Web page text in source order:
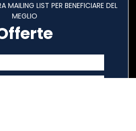
MAILING LIST PER BENEFICIARE DEL
MEGLIO